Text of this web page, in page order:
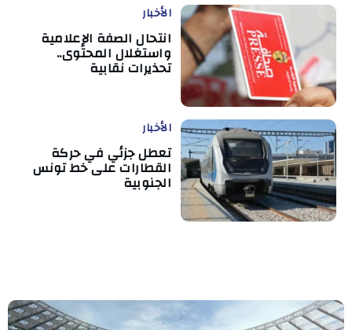
الأخبار
انتحال الصفة الإعلامية
واستغلال المحتوى..
تحذيرات نقابية
الأخبار
تعطل جزئي في حركة
القطارات على خط تونس
الجنوبية